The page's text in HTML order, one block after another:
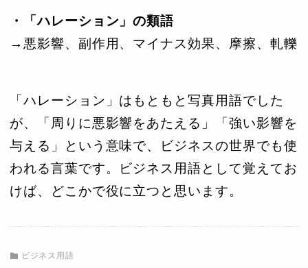
・「ハレーション」の類語
→悪影響、副作用、マイナス効果、摩擦、軋轢
「ハレーション」はもともと写真用語でした
が、「周りに悪影響をあたえる」「強い影響を
与える」という意味で、ビジネスの世界でも使
われる言葉です。ビジネス用語として覚えてお
けば、どこかで役に立つと思います。
ビジネス用語